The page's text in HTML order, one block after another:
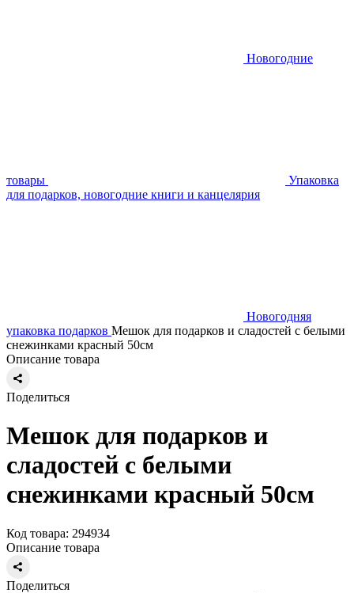
Новогодние
товары
Упаковка
для подарков, новогодние книги и канцелярия
Новогодняя
упаковка подарков Мешок для подарков и сладостей с белыми
снежинками красный 50см
Описание товара
Поделиться
Мешок для подарков и
сладостей с белыми
снежинками красный 50см
Код товара: 294934
Описание товара
Поделиться